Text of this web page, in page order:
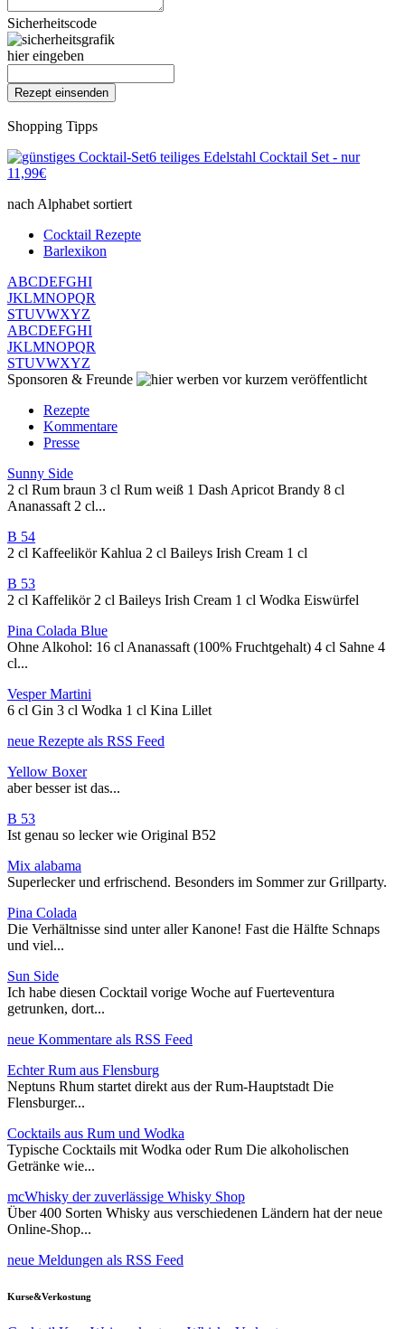
Sicherheitscode
hier eingeben
Shopping Tipps
6 teiliges Edelstahl Cocktail Set - nur
11,99€
nach Alphabet sortiert
Cocktail Rezepte
Barlexikon
ABCDEFGHI
JKLMNOPQR
STUVWXYZ
ABCDEFGHI
JKLMNOPQR
STUVWXYZ
Sponsoren & Freunde
vor kurzem veröffentlicht
Rezepte
Kommentare
Presse
Sunny Side
2 cl Rum braun 3 cl Rum weiß 1 Dash Apricot Brandy 8 cl
Ananassaft 2 cl...
B 54
2 cl Kaffeelikör Kahlua 2 cl Baileys Irish Cream 1 cl
B 53
2 cl Kaffelikör 2 cl Baileys Irish Cream 1 cl Wodka Eiswürfel
Pina Colada Blue
Ohne Alkohol: 16 cl Ananassaft (100% Fruchtgehalt) 4 cl Sahne 4
cl...
Vesper Martini
6 cl Gin 3 cl Wodka 1 cl Kina Lillet
neue Rezepte als RSS Feed
Yellow Boxer
aber besser ist das...
B 53
Ist genau so lecker wie Original B52
Mix alabama
Superlecker und erfrischend. Besonders im Sommer zur Grillparty.
Pina Colada
Die Verhältnisse sind unter aller Kanone! Fast die Hälfte Schnaps
und viel...
Sun Side
Ich habe diesen Cocktail vorige Woche auf Fuerteventura
getrunken, dort...
neue Kommentare als RSS Feed
Echter Rum aus Flensburg
Neptuns Rhum startet direkt aus der Rum-Hauptstadt Die
Flensburger...
Cocktails aus Rum und Wodka
Typische Cocktails mit Wodka oder Rum Die alkoholischen
Getränke wie...
mcWhisky der zuverlässige Whisky Shop
Über 400 Sorten Whisky aus verschiedenen Ländern hat der neue
Online-Shop...
neue Meldungen als RSS Feed
Kurse&Verkostung